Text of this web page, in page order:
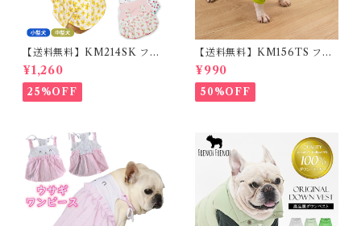
【送料無料】KM214SK フレ
ブル 女の子 スカート ワンピー
ス夏 フリル 犬服 ドックウェア
¥1,260
25%OFF
【送料無料】KM156TS フレ
ブル Tシャツ フレンチブルド
ック レモン柄 犬服 ドックウェ
ア
¥990
50%OFF